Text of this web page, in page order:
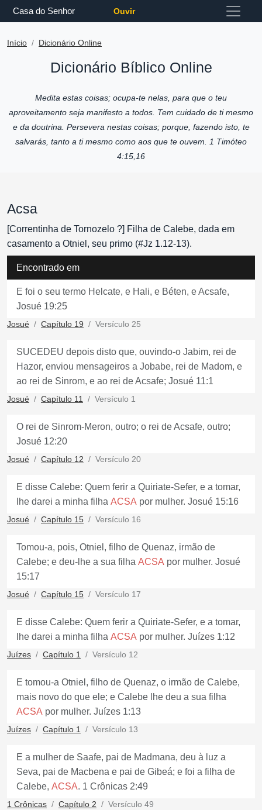
Casa do Senhor Ouvir
Início Dicionário Online
Dicionário Bíblico Online
Medita estas coisas; ocupa-te nelas, para que o teu
aproveitamento seja manifesto a todos. Tem cuidado de ti mesmo
e da doutrina. Persevera nestas coisas; porque, fazendo isto, te
salvarás, tanto a ti mesmo como aos que te ouvem. 1 Timóteo
4:15,16
Acsa
[Correntinha de Tornozelo ?] Filha de Calebe, dada em
casamento a Otniel, seu primo (#Jz 1.12-13).
Encontrado em
E foi o seu termo Helcate, e Hali, e Béten, e Acsafe,
Josué 19:25
Josué Capítulo 19 Versículo 25
SUCEDEU depois disto que, ouvindo-o Jabim, rei de
Hazor, enviou mensageiros a Jobabe, rei de Madom, e
ao rei de Sinrom, e ao rei de Acsafe; Josué 11:1
Josué Capítulo 11 Versículo 1
O rei de Sinrom-Meron, outro; o rei de Acsafe, outro;
Josué 12:20
Josué Capítulo 12 Versículo 20
E disse Calebe: Quem ferir a Quiriate-Sefer, e a tomar,
lhe darei a minha filha ACSA por mulher. Josué 15:16
Josué Capítulo 15 Versículo 16
Tomou-a, pois, Otniel, filho de Quenaz, irmão de
Calebe; e deu-lhe a sua filha ACSA por mulher. Josué
15:17
Josué Capítulo 15 Versículo 17
E disse Calebe: Quem ferir a Quiriate-Sefer, e a tomar,
lhe darei a minha filha ACSA por mulher. Juízes 1:12
Juízes Capítulo 1 Versículo 12
E tomou-a Otniel, filho de Quenaz, o irmão de Calebe,
mais novo do que ele; e Calebe lhe deu a sua filha
ACSA por mulher. Juízes 1:13
Juízes Capítulo 1 Versículo 13
E a mulher de Saafe, pai de Madmana, deu à luz a
Seva, pai de Macbena e pai de Gibeá; e foi a filha de
Calebe, ACSA. 1 Crônicas 2:49
1 Crônicas Capítulo 2 Versículo 49